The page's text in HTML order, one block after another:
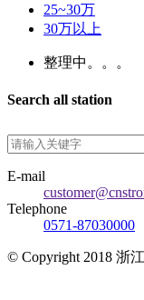
25~30万
30万以上
整理中。。。
Search all station
E-mail
Telephone
0571-87030000
© Copyright 2018 浙